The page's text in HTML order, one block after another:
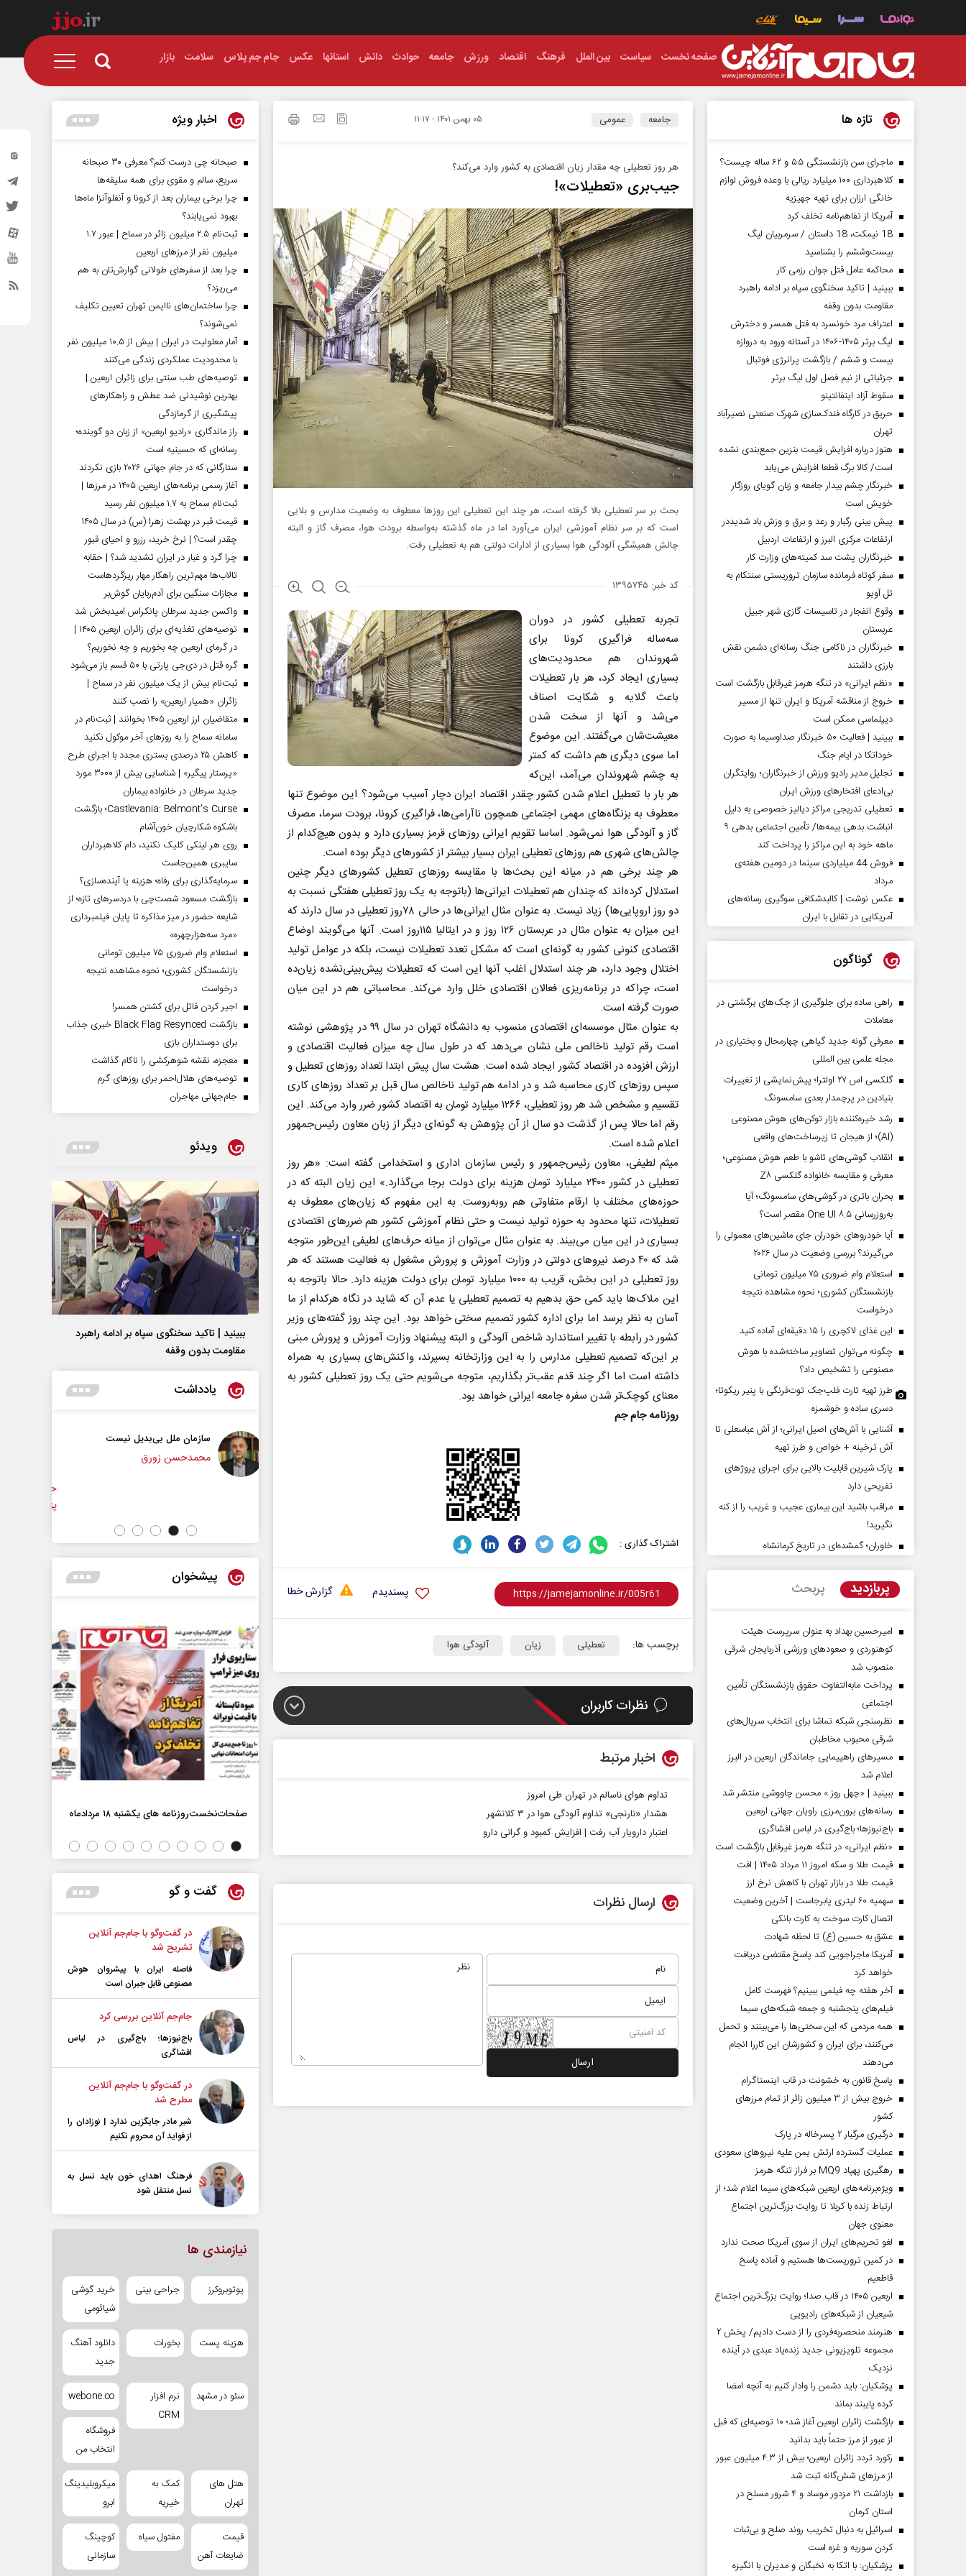
صفحه نخست سیاست بین الملل فرهنگ اقتصاد ورزش جامعه حوادث دانش استانها عکس جام جم پلاس سلامت بازار
جامعه عمومی ۰۵ بهمن ۱۴۰۱ - ۱۱:۱۷
هر روز تعطیلی چه مقدار زیان اقتصادی به کشور وارد می‌کند؟
جیب‌بری «تعطیلات»!
بحث بر سر تعطیلی بالا گرفته است، هر چند این تعطیلی این روزها معطوف به وضعیت مدارس و بلایی
است که بر سر نظام آموزشی ایران می‌آورد اما در ماه گذشته به‌واسطه برودت هوا، مصرف گاز و البته
چالش همیشگی آلودگی هوا بسیاری از ادارات دولتی هم به تعطیلی رفت.
کد خبر: ۱۳۹۵۷۴۵
تجربه تعطیلی کشور در دوران
سه‌ساله فراگیری کرونا برای
شهروندان هم محدودیت‌های
بسیاری ایجاد کرد، هر بار تعطیلات
باعث گلایه و شکایت اصناف
می‌شد و آنها از سخت‌ شدن
معیشت‌شان می‌گفتند. این موضوع
اما سوی دیگری هم داشت که کمتر
به چشم شهروندان می‌آمد، این‌که
هر بار با تعطیل اعلام شدن کشور چقدر اقتصاد ایران دچار آسیب می‌شود؟ این موضوع تنها
معطوف به بزنگاه‌های مهمی اجتماعی همچون ناآرامی‌ها، فراگیری کرونا، برودت سرما، مصرف
گاز و آلودگی هوا نمی‌شود. اساسا تقویم ایرانی روزهای قرمز بسیاری دارد و بدون هیچ‌کدام از
چالش‌های شهری هم روزهای تعطیلی ایران بسیار بیشتر از کشورهای دیگر بوده است.
هر چند برخی هم در میانه این بحث‌ها با مقایسه روزهای تعطیل کشورهای دیگر چنین
استدلال کرده‌اند که چندان هم تعطیلات ایرانی‌ها (باتوجه به یک روز تعطیلی هفتگی نسبت به
دو روز اروپایی‌ها) زیاد نیست. به عنوان مثال ایرانی‌ها در حالی ۷۸‌روز تعطیلی در سال دارند که
این میزان به عنوان مثال در عربستان ۱۲۶ روز و در ایتالیا ۱۱۵روز است. آنها می‌گویند اوضاع
اقتصادی کنونی کشور به گونه‌ای است که مشکل تعدد تعطیلات نیست، بلکه در عوامل تولید
اختلال وجود دارد، هر چند استدلال اغلب آنها این است که تعطیلات پیش‌بینی‌نشده زیان‌ده
است، چراکه در برنامه‌ریزی فعالان اقتصادی خلل وارد می‌کند. محاسباتی هم در این میان
صورت گرفته است.
به عنوان مثال موسسه‌ای اقتصادی منسوب به دانشگاه تهران در سال ۹۹ در پژوهشی نوشته
است رقم تولید ناخالص ملی نشان می‌دهد که در طول سال چه میزان فعالیت اقتصادی و
ارزش افزوده در اقتصاد کشور ایجاد شده است. هشت سال پیش ابتدا تعداد روزهای تعطیل و
سپس روزهای کاری محاسبه شد و در ادامه هم تولید ناخالص سال قبل بر تعداد روزهای کاری
تقسیم و مشخص شد هر روز تعطیلی، ۱۲۶۶ میلیارد تومان به اقتصاد کشور ضرر وارد می‌کند. این
رقم اما حالا پس از گذشت دو سال از آن پژوهش به گونه‌ای دیگر از زبان معاون رئیس‌جمهور
اعلام شده است.
میثم لطیفی، معاون رئیس‌جمهور و رئیس سازمان اداری و استخدامی گفته است: «هر روز
تعطیلی در کشور ۲۴۰۰ میلیارد تومان هزینه برای دولت برجا می‌گذارد.» این زیان البته که در
حوزه‌های مختلف با ارقام متفاوتی هم رو‌به‌روست. به این مفهوم که زیان‌های معطوف به
تعطیلات، تنها محدود به حوزه تولید نیست و حتی نظام آموزشی کشور هم ضررهای اقتصادی
بسیاری در این میان می‌بیند. به عنوان مثال می‌توان از میانه حرف‌های لطیفی این‌طور متوجه
شد که ۴۰ درصد نیروهای دولتی در وزارت آموزش و پرورش مشغول به فعالیت هستند که هر
روز تعطیلی در این بخش، قریب به ۱۰۰۰ میلیارد تومان برای دولت هزینه دارد. حالا باتوجه به
این ملاک‌ها باید کمی حق بدهیم به تصمیم تعطیلی یا عدم آن که شاید در نگاه هرکدام از ما
آسان به نظر برسد اما برای اداره کشور تصمیم سختی خواهد بود. این چند روز گفته‌های وزیر
کشور در رابطه با تغییر استاندارد شاخص آلودگی و البته پیشنهاد وزارت آموزش و پرورش مبنی
بر این‌که تصمیم تعطیلی مدارس را به این وزارتخانه بسپرند، واکنش‌های بسیاری به همراه
داشته است اما اگر چند قدم عقب‌تر بگذاریم، متوجه می‌شویم حتی یک روز تعطیلی کشور به
معنای کوچک‌تر شدن سفره جامعه ایرانی خواهد بود.
روزنامه جام جم
اشتراک گذاری :
گزارش خطا پسندیدم
برچسب ها: تعطیلی زیان آلودگی هوا
نظرات کاربران
اخبار مرتبط
تداوم هوای ناسالم در تهران طی امروز
هشدار «نارنجی» تداوم آلودگی هوا در ۳ کلانشهر
اعتبار دارویار آب رفت | افزایش کمبود و گرانی‌ دارو
ارسال نظرات
تازه ها
ماجرای سن بازنشستگی ۵۵ و ۶۲ ساله چیست؟
کلاهبرداری ۱۰۰ میلیارد ریالی با وعده فروش لوازم
خانگی ارزان برای تهیه جهیزیه
آمریکا از تفاهم‌نامه تخلف کرد
18 نیمکت، 18 داستان / سرمربیان لیگ
بیست‌وششم را بشناسید
محاکمه عامل قتل جوان رزمی کار
ببینید | تاکید سخنگوی سپاه بر ادامه راهبرد
مقاومت بدون وقفه
اعتراف مرد خونسرد به قتل همسر و دخترش
لیگ برتر ۱۴۰۵-۱۴۰۶ در آستانه ورود به دروازه
بیست و ششم / بازگشت پرانرژی فوتبال
جزئیاتی از نیم فصل اول لیگ برتر
سقوط آزاد اینفانتینو
حریق در کارگاه فندک‌سازی شهرک صنعتی نصیرآباد
تهران
هنوز درباره افزایش قیمت بنزین جمع‌بندی نشده
است/ کالا برگ قطعا افزایش می‌یابد
خبرنگار چشم بیدار جامعه و زبان گویای روزگار
خویش است
پیش بینی رگبار و رعد و برق و وزش باد شدیددر
ارتفاعات مرکزی البرز و ارتفاعات اردبیل
خبرنگاران پشت سد کمیته‌های وزارت کار
سفر کوتاه فرمانده سازمان تروریستی سنتکام به
تل آویو
وقوع انفجار در تاسیسات گازی شهر جبیل
عربستان
خبرنگاران در ناکامی جنگ رسانه‌ای دشمن نقش
بارزی داشتند
«نظم ایرانی» در تنگه هرمز غیرقابل بازگشت است
خروج از مناقشه آمریکا و ایران تنها از مسیر
دیپلماسی ممکن است
ببینید | فعالیت ۵۰ خبرنگار صداوسیما به صورت
خوداتکا در ایام جنگ
تجلیل مدیر رادیو ورزش از خبرنگاران؛ روایتگران
بی‌ادعای افتخارهای ورزش ایران
تعطیلی تدریجی مراکز دیالیز خصوصی به دلیل
انباشت بدهی بیمه‌ها/ تأمین اجتماعی بدهی ۹
ماهه خود به این مراکز را پرداخت کند
فروش 44 میلیاردی سینما در دومین هفته‌ی
مرداد
عکس نوشت | کالبدشکافی سوگیری رسانه‌های
آمریکایی در تقابل با ایران
گوناگون
راهی ساده برای جلوگیری از چک‌های برگشتی در
معاملات
معرفی گونه جدید گیاهی چهارمحال و بختیاری در
مجله علمی بین المللی
گلکسی اس ۲۷ اولترا؛ پیش‌نمایشی از تغییرات
بنیادین در پرچمدار بعدی سامسونگ
رشد خیره‌کننده بازار توکن‌های هوش مصنوعی
(AI)؛ از هیجان تا زیرساخت‌های واقعی
انقلاب گوشی‌های تاشو‌ با طعم هوش مصنوعی؛
معرفی و مقایسه خانواده گلکسی Z۸
بحران باتری در گوشی‌های سامسونگ؛ آیا
به‌روزرسانی One UI ۸.۵ مقصر است؟
آیا خودروهای خودران جای ماشین‌های معمولی را
می‌گیرند؟ بررسی وضعیت در سال ۲۰۲۶
استعلام وام ضروری ۷۵ میلیون تومانی
بازنشستگان کشوری؛ نحوه مشاهده نتیجه
درخواست
این غذای لاکچری را ۱۵ دقیقه‌ای آماده کنید
چگونه می‌توان تصاویر ساخته‌شده با هوش
مصنوعی را تشخیص داد؟
طرز تهیه تارت فلپ‌جک توت‌فرنگی با پنیر ریکوتا؛
دسری ساده و خوشمزه
آشنایی با آش‌های اصیل ایرانی؛ از آش عباسعلی تا
آش ترخینه + خواص و طرز تهیه
پارک شیرین قابلیت‌ بالایی برای اجرای پروژهای
تفریحی دارد
مراقب باشید این بیماری عجیب و غریب را از کنه
نگیرید!
خاوران؛ گمشده‌ای در تاریخ کرمانشاه
پربازدید پربحث
امیرحسین بهداد به عنوان سرپرست هیئت
کوهنوردی و صعودهای ورزشی آذربایجان شرقی
منصوب شد
پرداخت مابه‌التفاوت حقوق بازنشستگان تأمین
اجتماعی
نظرسنجی شبکه تماشا برای انتخاب سریال‌های
شرقی محبوب مخاطبان
مسیر‌های راهپیمایی جاماندگان اربعین در البرز
اعلام شد
ببینید | «چهل روز » محسن چاووشی منتشر شد
رسانه‌های برون‌مرزی راویان جهانی اربعین
باج‌نیوزها؛ باج‌گیری در لباس افشاگری
«نظم ایرانی» در تنگه هرمز غیرقابل بازگشت است
قیمت طلا و سکه امروز ۱۱ مرداد ۱۴۰۵ | افت
قیمت طلا در بازار تهران با کاهش نرخ ارز
سهمیه ۶۰ لیتری پابرجاست | آخرین وضعیت
اتصال کارت سوخت به کارت بانکی
عشق به حسین (ع) تا لحظه شهادت
آمریکا ماجراجویی کند پاسخ مقتضی دریافت
خواهد کرد
آخر هفته چه فیلمی ببینیم؟ فهرست کامل
فیلم‌های پنجشنبه و جمعه شبکه‌های سیما
همه مردمی که این سختی‌ها را می‌بینند و تحمل
می‌کنند، برای ایران و کشورشان این کاررا انجام
می‌دهند
پاسخ قانون به خشونت در قاب اینستاگرام
خروج بیش از ۳ میلیون زائر از تمام مرز‌های
کشور
درگیری مرگبار ۲ پسرخاله در پارک
عملیات گسترده ارتش یمن علیه نیروهای سعودی
رهگیری پهپاد MQ9 بر فراز تنگه هرمز
ویژه‌برنامه‌های اربعین شبکه‌های سیما اعلام شد؛ از
ارتباط زنده با کربلا تا روایت بزرگ‌ترین اجتماع
معنوی جهان
لغو تحریم‌های ایران از سوی آمریکا صحت ندارد
در کمین تروریست‌ها هستیم و آماده پاسخ
قاطعیم
اربعین ۱۴۰۵ در قاب صدا؛ روایت بزرگ‌ترین اجتماع
شیعیان از شبکه‌های رادیویی
هنرمند منحصر‌به‌فردی را از دست دادیم/ پخش ۲
مجموعه تلویزیونی جدید زنده‌یاد عبدی در آینده
نزدیک
پزشکیان: باید دشمن را وادار کنیم به آنچه امضا
کرده پایبند بماند
بازگشت زائران اربعین آغاز شد؛ ۱۰ توصیه‌ای که قبل
از عبور از مرز حتماً باید بدانید
رکورد تردد زائران اربعین؛ بیش از ۴.۳ میلیون عبور
از مرزهای شش‌گانه ثبت شد
بازداشت ۲۱ مزدور موساد و ۴ شرور مسلح در
استان کرمان
اسرائیل به دنبال تخریب روند صلح و بی‌ثبات
کردن سوریه و غزه است
پزشکیان: با اتکا به نخبگان و مدیران با انگیزه
اخبار ویژه
صبحانه چی درست کنم؟ معرفی ۳۰ صبحانه
سریع، سالم و مقوی برای همه سلیقه‌ها
چرا برخی بیماران بعد از کرونا و آنفلوآنزا ماه‌ها
بهبود نمی‌یابند؟
ثبت‌نام ۲.۵ میلیون زائر در سماح | عبور ۱.۷
میلیون نفر از مرز‌های اربعین
چرا بعد از سفرهای طولانی گوارش‌تان به هم
می‌ریزد؟
چرا ساختمان‌های ناایمن تهران تعیین تکلیف
نمی‌شوند؟
آمار معلولیت در ایران | بیش از ۱۰.۵ میلیون نفر
با محدودیت عملکردی زندگی می‌کنند
توصیه‌های طب سنتی برای زائران اربعین |
بهترین نوشیدنی ضد عطش و راهکارهای
پیشگیری از گرمازدگی
راز ماندگاری «رادیو اربعین» از زبان دو گوینده؛
رسانه‌ای که حسینیه است
ستارگانی که در جام جهانی ۲۰۲۶ بازی نکردند
آغاز رسمی برنامه‌های اربعین ۱۴۰۵ در مرز‌ها |
ثبت‌نام سماح به ۱.۷ میلیون نفر رسید
قیمت قبر در بهشت زهرا (س) در سال ۱۴۰۵
چقدر است؟ | نرخ خرید، رزرو و احیای قبور
چرا گرد و غبار در ایران تشدید شد؟ | حقابه
تالاب‌ها مهم‌ترین راهکار مهار ریزگردهاست
مجازات سنگین برای آدم‌ربایان گوش‌بر
واکسن جدید سرطان پانکراس امیدبخش شد
توصیه‌های تغذیه‌ای برای زائران اربعین ۱۴۰۵ |
در گرمای اربعین چه بخوریم و چه نخوریم؟
گره قتل در دی‌جی پارتی با ۵۰ قسم باز می‌شود
ثبت‌نام بیش از یک میلیون نفر در سماح |
زائران «همیار اربعین» را نصب کنند
متقاضیان ارز اربعین ۱۴۰۵ بخوانند | ثبت‌نام در
سامانه سماح را به روز‌های آخر موکول نکنید
کاهش ۲۵ درصدی بستری مجدد با اجرای طرح
«پرستار پیگیر» | شناسایی بیش از ۳۰۰۰ مورد
جدید سرطان در خانواده بیماران
Castlevania: Belmont’s Curse؛ بازگشت
باشکوه شکارچیان خون‌آشام
روی هر لینکی کلیک نکنید، دام کلاهبرداران
سایبری همین‌جاست
سرمایه‌گذاری برای رفاه؛ هزینه یا آینده‌سازی؟
بازگشت مسعود شصت‌چی با دردسر‌های تازه؛ از
شایعه حضور در میز مذاکره تا پایان فیلمبرداری
«مرد سه‌هزارچهره»
استعلام وام ضروری ۷۵ میلیون تومانی
بازنشستگان کشوری؛ نحوه مشاهده نتیجه
درخواست
اجیر کردن قاتل برای کشتن همسر!
بازگشت Black Flag Resynced خبری جذاب
برای دوستداران بازی
معجزه، نقشه شوهرکشی را ناکام گذاشت
توصیه‌های هلال‌احمر برای روز‌های گرم
جام‌جهانی مهاجران
ویدئو
ببینید | تاکید سخنگوی سپاه بر ادامه راهبرد
مقاومت بدون وقفه
یادداشت
شدن استیصال متجاوزان
سیاست‌های ضدایرانی
اسماعیل بقائی - سخنگوی وزارت امور خارجه
سازمان ملل بی‌بدیل نیست
هویت ایرانی _ اسلامی در مکتب
امام شهید
حجت‌الاسلام دکتر حمید احمدی - نویسنده و
پیشخوان
صفحات نخست‌روزنامه ها‌ی پنجشنبه‌۸ مردادماه
صفحات نخست‌روزنامه‌ها‌ی‌چهارشنبه‌۷‌مردادماه
صفحات‌نخست‌روزنامه ها‌ی یکشنبه ۱۸ مردادماه
گفت و گو
در گفت‌و‌گو با جام‌جم آنلاین
تشریح شد
فاصله ایران با پیشرو‌ان هوش
مصنوعی قابل جبران است
جام‌جم آنلاین بررسی کرد
باج‌نیوزها؛ باج‌گیری در لباس
افشاگری
در گفت‌و‌گو با جام‌جم آنلاین
مطرح شد
شیر مادر جایگزین ندارد | نوزادان را
از فواید آن محروم نکنیم
فرهنگ اهدای خون باید نسل به
نسل منتقل شود
نیازمندی ها
یوتوبروکرز جراحی بینی
خرید گوشی
شیائومی
هزینه پست بخورات
دانلود آهنگ
جدید
سئو در مشهد
نرم افزار
CRM
webone.co
فروشگاه
انتخاب من
هتل های
تهران
کمک به
خیریه
میکروبلیدینگ
ابرو
قیمت
ضایعات آهن
مفتول سیاه
کوچینگ
سازمانی